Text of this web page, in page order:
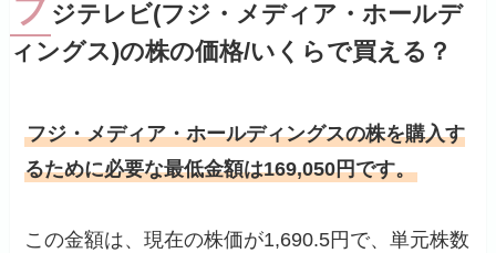
フ ジテレビ(フジ・メディア・ホールデ
ィングス)の株の価格/いくらで買える？
フジ・メディア・ホールディングスの株を購入す
るために必要な最低金額は169,050円です。
この金額は、現在の株価が1,690.5円で、単元株数